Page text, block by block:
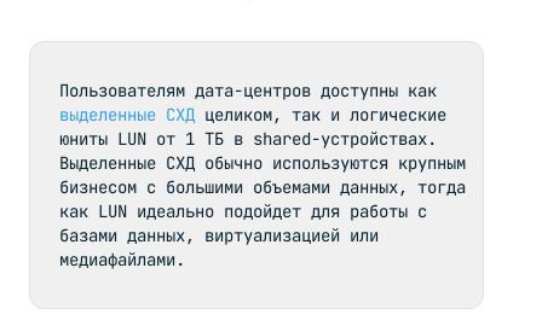
Пользователям дата-центров доступны как
выделенные СХД целиком, так и логические
юниты LUN от 1 ТБ в shared-устройствах.
Выделенные СХД обычно используются крупным
бизнесом с большими объемами данных, тогда
как LUN идеально подойдет для работы с
базами данных, виртуализацией или
медиафайлами.